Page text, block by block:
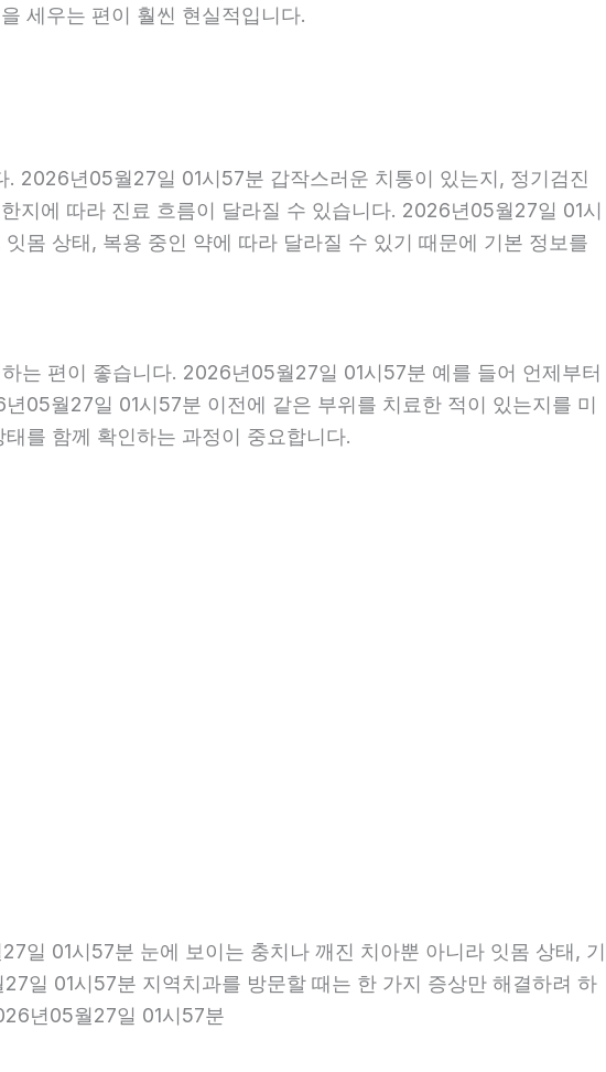
세우는 편이 훨씬 현실적입니다.
2026년05월27일 01시57분 갑작스러운 치통이 있는지, 정기검진
지에 따라 진료 흐름이 달라질 수 있습니다. 2026년05월27일 01시
몸 상태, 복용 중인 약에 따라 달라질 수 있기 때문에 기본 정보를
는 편이 좋습니다. 2026년05월27일 01시57분 예를 들어 언제부터
05월27일 01시57분 이전에 같은 부위를 치료한 적이 있는지를 미
를 함께 확인하는 과정이 중요합니다.
일 01시57분 눈에 보이는 충치나 깨진 치아뿐 아니라 잇몸 상태, 기
일 01시57분 지역치과를 방문할 때는 한 가지 증상만 해결하려 하
년05월27일 01시57분